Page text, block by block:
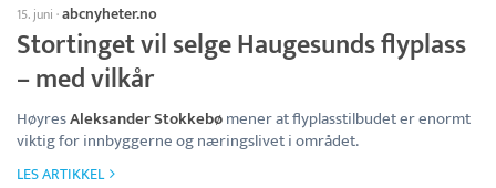
15. juni ·abcnyheter.no
Stortinget vil selge Haugesunds flyplass
– med vilkår
HøyresAleksander Stokkebømener at flyplasstilbudet er enormt
viktig for innbyggerne og næringslivet i området.
LES ARTIKKEL